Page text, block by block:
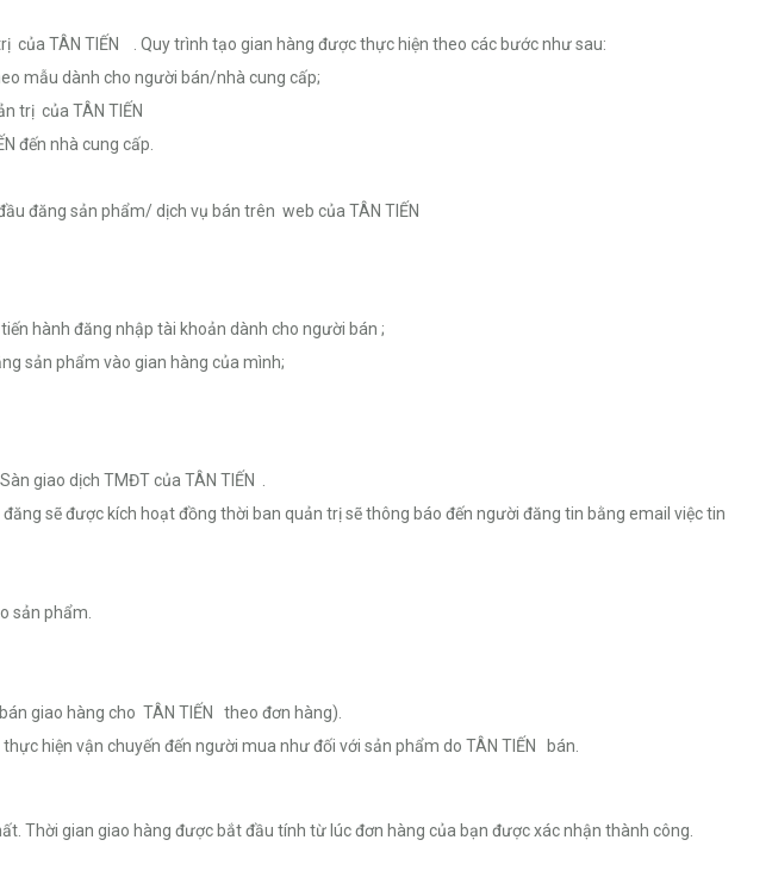
TÂN TIẾN . Quy trình tạo gian hàng được thực hiện theo các bước như sau:
mẫu dành cho người bán/nhà cung cấp;
trị của TÂN TIẾN
đến nhà cung cấp.
đăng sản phẩm/ dịch vụ bán trên web của TÂN TIẾN
hành đăng nhập tài khoản dành cho người bán ;
sản phẩm vào gian hàng của mình;
giao dịch TMĐT của TÂN TIẾN .
sẽ được kích hoạt đồng thời ban quản trị sẽ thông báo đến người đăng tin bằng email việc tin
sản phẩm.
giao hàng cho TÂN TIẾN theo đơn hàng).
hiện vận chuyến đến người mua như đối với sản phẩm do TÂN TIẾN bán.
Thời gian giao hàng được bắt đầu tính từ lúc đơn hàng của bạn được xác nhận thành công.